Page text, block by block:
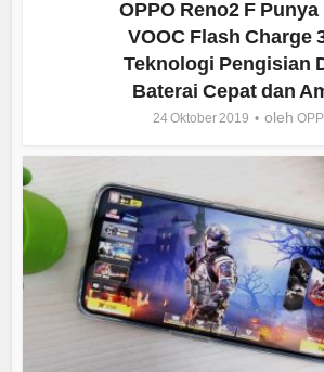
OPPO Reno2 F
VOOC Flash Charge
Teknologi Pengisian
Baterai Cepat dan
24 Oktober 2019 oleh